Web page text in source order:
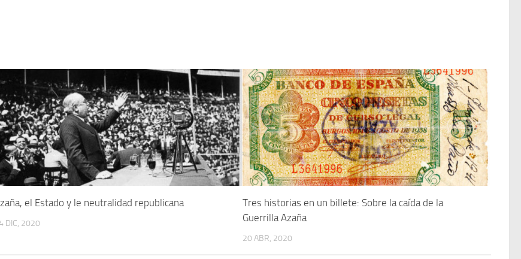
el Estado y le neutralidad republicana
DIC, 2020
Tres historias en un billete: Sobre la caída de la
Guerrilla Azaña
20 ABR, 2020